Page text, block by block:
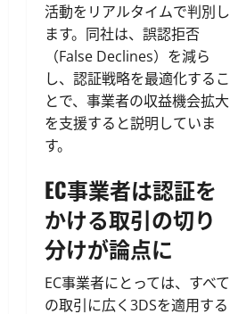
活動をリアルタイムで判別し
ます。同社は、誤認拒否
（False Declines）を減ら
し、認証戦略を最適化するこ
とで、事業者の収益機会拡大
を支援すると説明していま
す。
EC事業者は認証を
かける取引の切り
分けが論点に
EC事業者にとっては、すべて
の取引に広く3DSを適用する